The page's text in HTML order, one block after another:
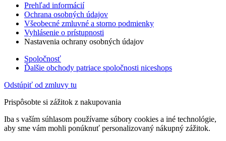
Prehľad informácií
Ochrana osobných údajov
Všeobecné zmluvné a storno podmienky
Vyhlásenie o prístupnosti
Nastavenia ochrany osobných údajov
Spoločnosť
Ďalšie obchody patriace spoločnosti niceshops
Odstúpiť od zmluvy tu
Prispôsobte si zážitok z nakupovania
Iba s vaším súhlasom používame súbory cookies a iné technológie,
aby sme vám mohli ponúknuť personalizovaný nákupný zážitok.